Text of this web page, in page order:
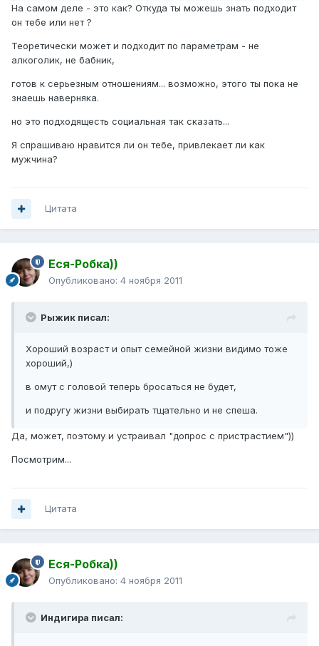
На самом деле - это как? Откуда ты можешь знать подходит
он тебе или нет ?
Теоретически может и подходит по параметрам - не
алкоголик, не бабник,
готов к серьезным отношениям... возможно, этого ты пока не
знаешь наверняка.
но это подходящесть социальная так сказать...
Я спрашиваю нравится ли он тебе, привлекает ли как
мужчина?
Цитата
Еся-Робка))
Опубликовано: 4 ноября 2011
Рыжик писал:
Хороший возраст и опыт семейной жизни видимо тоже
хороший,)
в омут с головой теперь бросаться не будет,
и подругу жизни выбирать тщательно и не спеша.
Да, может, поэтому и устраивал "допрос с пристрастием"))
Посмотрим...
Цитата
Еся-Робка))
Опубликовано: 4 ноября 2011
Индигира писал: